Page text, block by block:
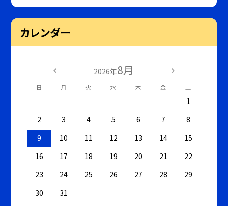
カレンダー
2026年8月
日 月 火 水 木 金 土
1
2
3 4 5 6 7
8
9
10 11 12 13 14
15
16
17 18 19 20 21
22
23
24 25 26 27 28
29
30
31